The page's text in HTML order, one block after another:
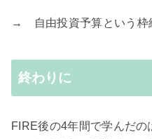
→ 自由投資予算という枠
終わりに
FIRE後の4年間で学んだの